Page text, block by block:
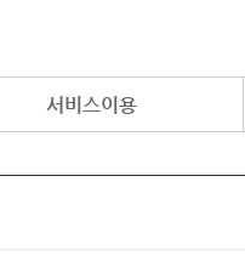
서비스이용